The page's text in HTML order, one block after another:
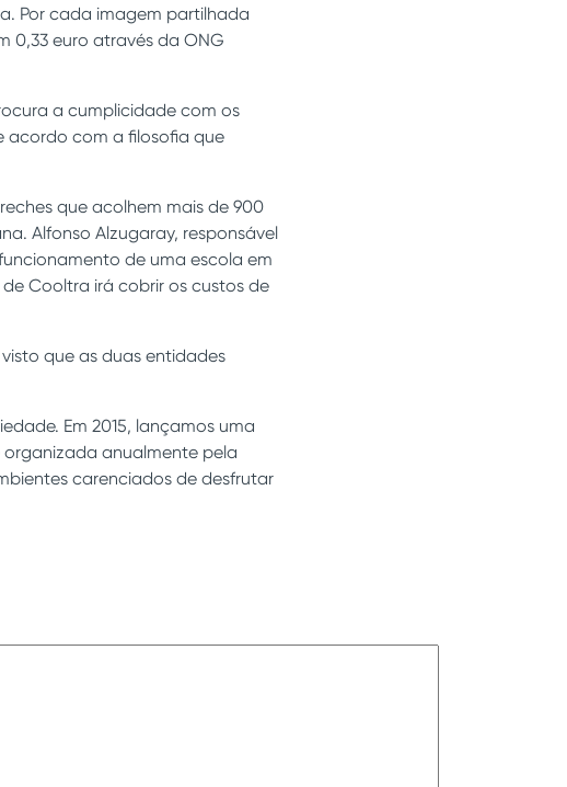
Por cada imagem partilhada
0,33 euro através da ONG
a cumplicidade com os
acordo com a filosofia que
que acolhem mais de 900
Alfonso Alzugaray, responsável
de uma escola em
Cooltra irá cobrir os custos de
que as duas entidades
Em 2015, lançamos uma
anualmente pela
carenciados de desfrutar